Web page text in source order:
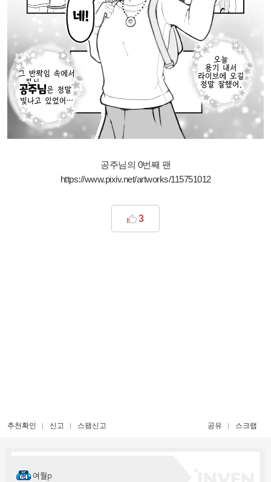
공주님의 0번째 팬
https://www.pixiv.net/artworks/115751012
3
추천확인 신고 스팸신고 공유 스크랩
여월p